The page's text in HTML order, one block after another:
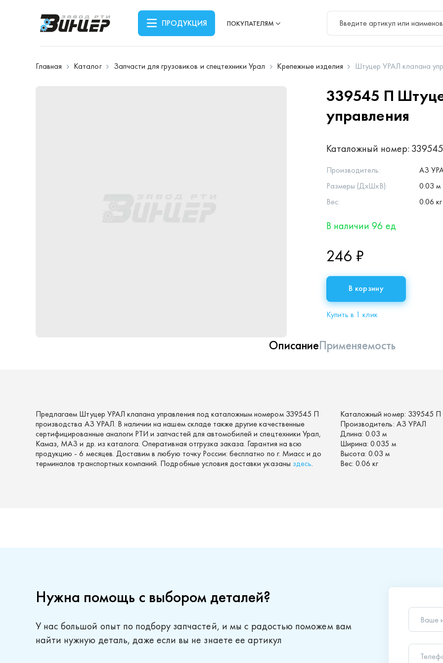
ПРОДУКЦИЯ ПОКУПАТЕЛЯМ
Главная Каталог Запчасти для грузовиков и спецтехники Урал Крепежные изделия Штуцер УРАЛ клапана
339545 П
управления
Каталожный номер:
Производитель:
АЗ
Размеры (ДхШхВ):
0.03 м
Вес:
0.06 кг
В наличии 96 ед
246 ₽
В корзину
Купить в 1 клик
ОписаниеПрименяемость
Предлагаем Штуцер УРАЛ клапана управления под каталожным номером 339545 П
производства АЗ УРАЛ. В наличии на нашем складе также другие качественные
сертифицированные аналоги РТИ и запчастей для автомобилей и спецтехники Урал,
Камаз, МАЗ и др. из каталога. Оперативная отгрузка заказа. Гарантия на всю
продукцию - 6 месяцев. Доставим в любую точку России: бесплатно по г. Миасс и до
терминалов транспортных компаний. Подробные условия доставки указаны здесь.
Каталожный номер: 339545 П
Производитель: АЗ УРАЛ
Длина: 0.03 м
Ширина: 0.035 м
Высота: 0.03 м
Вес: 0.06 кг
Нужна помощь с выбором деталей?
У нас большой опыт по подбору запчастей, и мы с радостью поможем вам
найти нужную деталь, даже если вы не знаете ее артикул
Ваше
Ваш